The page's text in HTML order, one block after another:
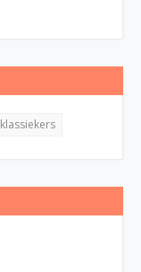
klassiekers